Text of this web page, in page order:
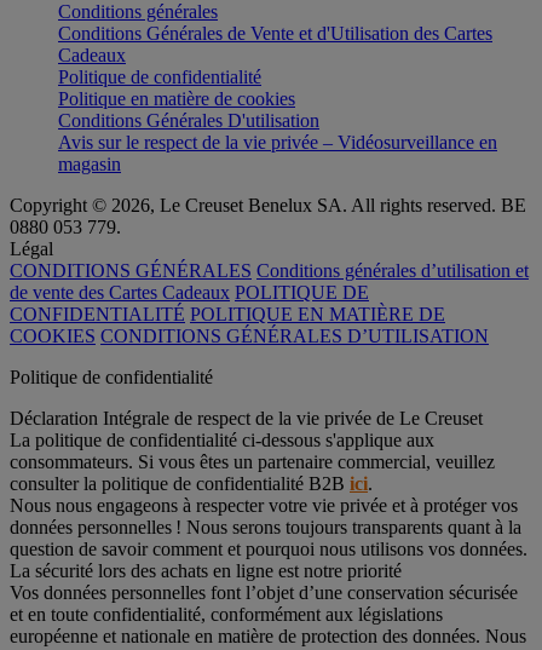
Conditions générales
Conditions Générales de Vente et d'Utilisation des Cartes
Cadeaux
Politique de confidentialité
Politique en matière de cookies
Conditions Générales D'utilisation
Avis sur le respect de la vie privée – Vidéosurveillance en
magasin
Copyright © 2026, Le Creuset Benelux SA. All rights reserved. BE
0880 053 779.
Légal
CONDITIONS GÉNÉRALES Conditions générales d’utilisation et
de vente des Cartes Cadeaux POLITIQUE DE
CONFIDENTIALITÉ POLITIQUE EN MATIÈRE DE
COOKIES CONDITIONS GÉNÉRALES D’UTILISATION
Politique de confidentialité
Déclaration Intégrale de respect de la vie privée de Le Creuset
La politique de confidentialité ci-dessous s'applique aux
consommateurs. Si vous êtes un partenaire commercial, veuillez
consulter la politique de confidentialité B2B ici.
Nous nous engageons à respecter votre vie privée et à protéger vos
données personnelles ! Nous serons toujours transparents quant à la
question de savoir comment et pourquoi nous utilisons vos données.
La sécurité lors des achats en ligne est notre priorité
Vos données personnelles font l’objet d’une conservation sécurisée
et en toute confidentialité, conformément aux législations
européenne et nationale en matière de protection des données. Nous